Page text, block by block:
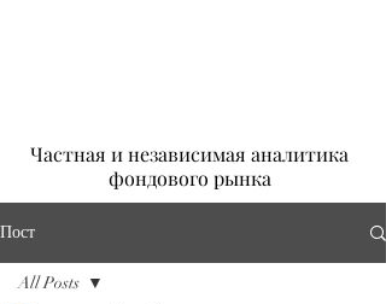
Частная и независимая аналитика
фондового рынка
Пост
All Posts